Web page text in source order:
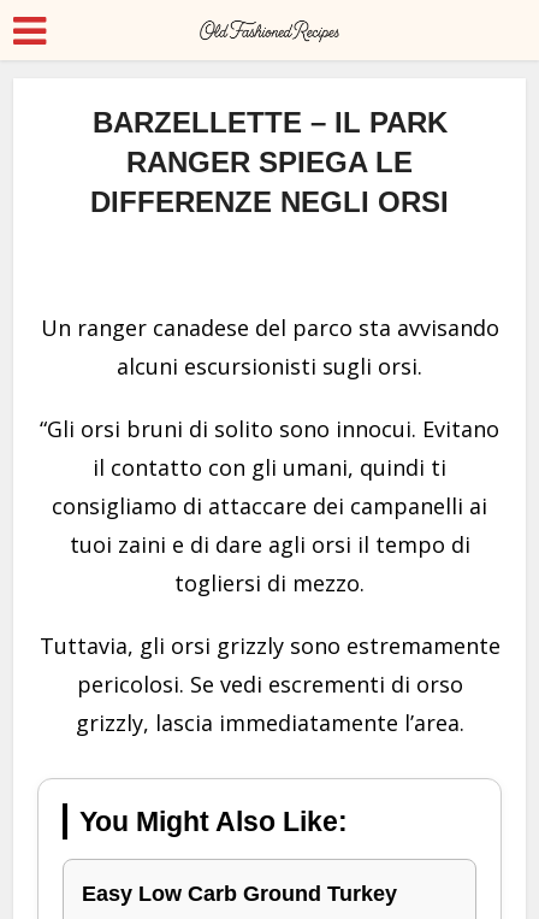
BARZELLETTE – IL PARK
RANGER SPIEGA LE
DIFFERENZE NEGLI ORSI
Un ranger canadese del parco sta avvisando
alcuni escursionisti sugli orsi.
“Gli orsi bruni di solito sono innocui. Evitano
il contatto con gli umani, quindi ti
consigliamo di attaccare dei campanelli ai
tuoi zaini e di dare agli orsi il tempo di
togliersi di mezzo.
Tuttavia, gli orsi grizzly sono estremamente
pericolosi. Se vedi escrementi di orso
grizzly, lascia immediatamente l’area.
You Might Also Like:
Easy Low Carb Ground Turkey